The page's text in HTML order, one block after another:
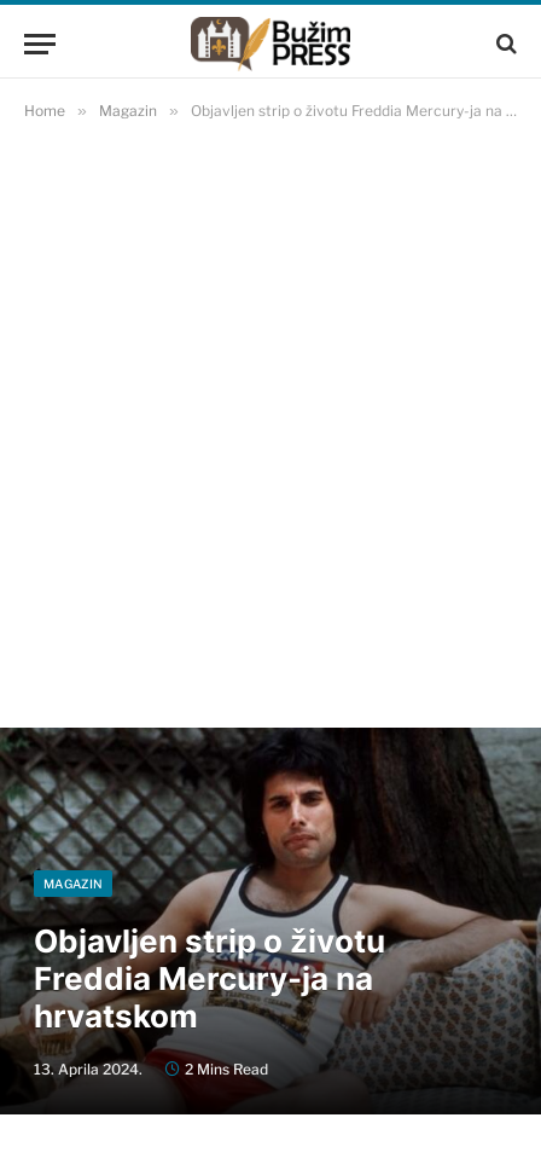
Home » Magazin » Objavljen strip o životu Freddia Mercury-ja na hrvatskom
MAGAZIN
Objavljen strip o životu
Freddia Mercury-ja na
hrvatskom
13. Aprila 2024. 2 Mins Read